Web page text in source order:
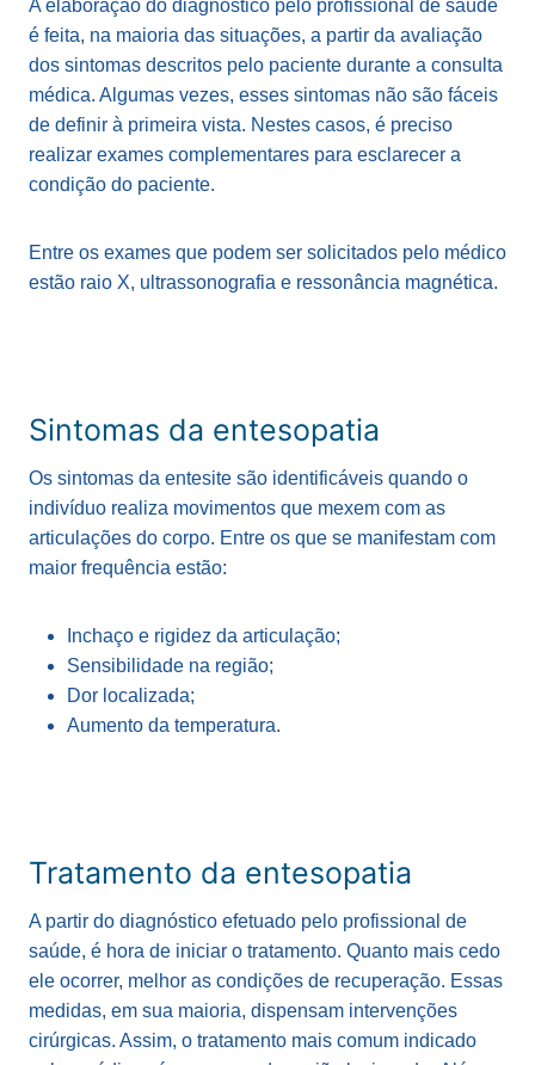
A elaboração do diagnóstico pelo profissional de saúde
é feita, na maioria das situações, a partir da avaliação
dos sintomas descritos pelo paciente durante a consulta
médica. Algumas vezes, esses sintomas não são fáceis
de definir à primeira vista. Nestes casos, é preciso
realizar exames complementares para esclarecer a
condição do paciente.
Entre os exames que podem ser solicitados pelo médico
estão raio X, ultrassonografia e ressonância magnética.
Sintomas da entesopatia
Os sintomas da entesite são identificáveis quando o
indivíduo realiza movimentos que mexem com as
articulações do corpo. Entre os que se manifestam com
maior frequência estão:
Inchaço e rigidez da articulação;
Sensibilidade na região;
Dor localizada;
Aumento da temperatura.
Tratamento da entesopatia
A partir do diagnóstico efetuado pelo profissional de
saúde, é hora de iniciar o tratamento. Quanto mais cedo
ele ocorrer, melhor as condições de recuperação. Essas
medidas, em sua maioria, dispensam intervenções
cirúrgicas. Assim, o tratamento mais comum indicado